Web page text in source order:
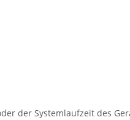
der Systemlaufzeit des